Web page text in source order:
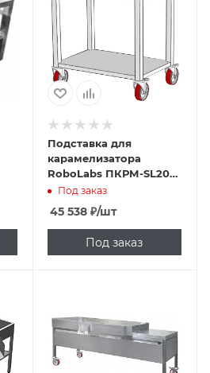
Подставка для
карамелизатора
RoboLabs ПКРМ-SL20
для SugarLips 20
Под заказ
45 538₽/шт
Под заказ